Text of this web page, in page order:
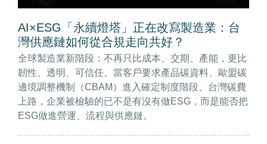
AI×ESG「永續燈塔」正在改寫製造業：台
灣供應鏈如何從合規走向共好？
全球製造業新階段：不再只比成本、交期、產能，更比
韌性、透明、可信任。當客戶要求產品碳資料、歐盟碳
邊境調整機制（CBAM）進入確定制度階段、台灣碳費
上路，企業被檢驗的已不是有沒有做ESG，而是能否把
ESG做進營運、流程與供應鏈。